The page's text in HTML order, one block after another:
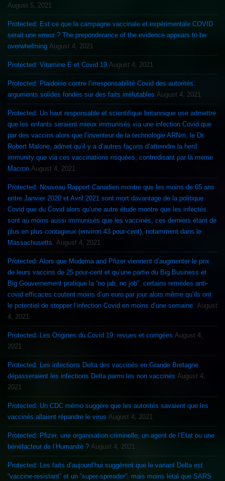
August 5, 2021
Protected: Est ce que la campagne vaccinale et expérimentale COVID
serait une erreur ? The preponderance of the evidence appears to be
overwhelming August 4, 2021
Protected: Vitamine E et Covid 19 August 4, 2021
Protected: Plaidoirie contre l’irresponsabilité Covid des autorités:
arguments solides fondés sur des faits irréfutables August 4, 2021
Protected: Un haut responsable et scientifique britannique ose admettre
que les enfants seraient mieux immunisés via une infection Covid que
par des vaccins alors que l’inventeur de la technologie ARNm, le Dr.
Robert Malone, admet qu’il y a d’autres façons d’atteindre la herd
immunity que via ces vaccinations risquées, contredisant par là meme
Macron August 4, 2021
Protected: Nouveau Rapport Canadien montre que les moins de 65 ans
entre Janvier 2020 et Avril 2021 sont mort davantage de la politique
Covid que du Covid alors qu’une autre étude montre que les infectés
sont au moins aussi immunisés que les vaccinés, ces derniers étant de
plus en plus contagieux (environ 43 pour-cent), notamment dans le
Massachusetts.
August 4, 2021
Protected: Alors que Moderna and Pfizer viennent d’augmenter le prix
de leurs vaccins de 25 pour-cent et qu’une partie du Big Business et
Big Gouvernement pratique la “no jab, no job”, certains remèdes anti-
covid efficaces coutent moins d’un euro par jour alors même qu’ils ont
le potentiel de stopper l’infection Covid en moins d’une semaine. August
4, 2021
Protected: Les Origines du Covid 19: revues et corrigées August 4,
2021
Protected: Les infections Delta des vaccinés en Grande Bretagne
dépasseraient les infections Delta parmi les non vaccinés August 4,
2021
Protected: Un CDC mémo suggère que les autorités savaient que les
vaccinés allaient répandre le virus August 4, 2021
Protected: Pfizer, une organisation criminelle, un agent de l’Etat ou une
bénéfacteur de l’Humanité ? August 4, 2021
Protected: Les faits d’aujourd’hui suggèrent que le variant Delta est
“vaccine-resistant” et un “super-spreader”, mais moins létal que SARS